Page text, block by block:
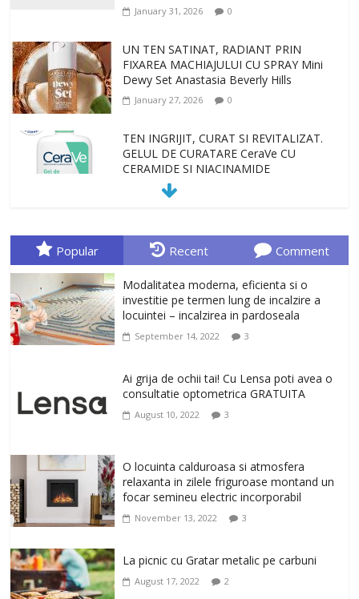
January 31, 2026 0
UN TEN SATINAT, RADIANT PRIN
FIXAREA MACHIAJULUI CU SPRAY Mini
Dewy Set Anastasia Beverly Hills
January 27, 2026 0
TEN INGRIJIT, CURAT SI REVITALIZAT.
GELUL DE CURATARE CeraVe CU
CERAMIDE SI NIACINAMIDE
January 23, 2026
ori o provocare. Idei inedite, cadouri
originale, le puteti avea la Giftspot.ro,
alegere buna, Oglinda de baie cu mărire
și iluminare LED
February 20, 2026 0
un corp sanatos si armonios dezvoltat,
cu Flexor Fitness-dispozitiv pentru
tonifiere muschi
Un ten regenerat, fara riduri. Crema
antirid Ivatherm pentru o piele neteda si
elastica.
February 6, 2026 0
Popular Recent Comment
Modalitatea moderna, eficienta si o
investitie pe termen lung de incalzire a
locuintei – incalzirea in pardoseala
September 14, 2022 3
Ai grija de ochii tai! Cu Lensa poti avea o
consultatie optometrica GRATUITA
August 10, 2022 3
O locuinta calduroasa si atmosfera
relaxanta in zilele friguroase montand un
focar semineu electric incorporabil
November 13, 2022 3
La picnic cu Gratar metalic pe carbuni
August 17, 2022 2